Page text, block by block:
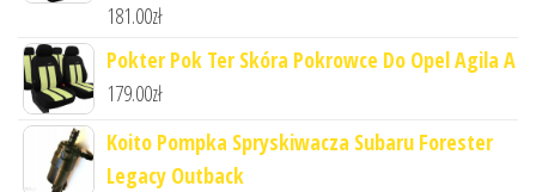
181.00zł
Pokter Pok Ter Skóra Pokrowce Do Opel Agila A
179.00zł
Koito Pompka Spryskiwacza Subaru Forester
Legacy Outback